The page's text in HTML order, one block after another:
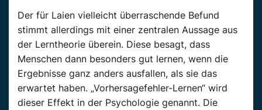
Der für Laien vielleicht überraschende Befund
stimmt allerdings mit einer zentralen Aussage aus
der Lerntheorie überein. Diese besagt, dass
Menschen dann besonders gut lernen, wenn die
Ergebnisse ganz anders ausfallen, als sie das
erwartet haben. „Vorhersagefehler-Lernen“ wird
dieser Effekt in der Psychologie genannt. Die